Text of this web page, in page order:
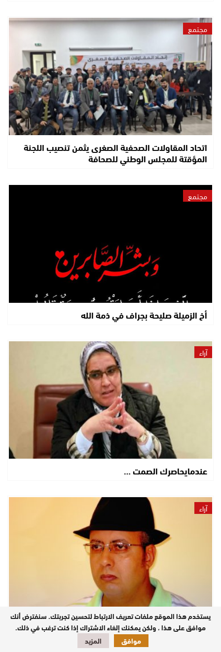
مجتمع
اتحاد المقاولات الصحفية الصغرى يثمن تنصيب اللجنة
المؤقتة للمجلس الوطني للصحافة
مجتمع
أخ الزميلة صليحة بجراف في ذمة الله
آراء
عندمايحاصرك الصمت …
آراء
«الفُوَيْسِقَة».: الذاكرة الثقافية للوزغ
يستخدم هذا الموقع ملفات تعريف الارتباط لتحسين تجربتك. سنفترض أنك
موافق على هذا ، ولكن يمكنك إلغاء الاشتراك إذا كنت ترغب في ذلك.
موافق
المزيد